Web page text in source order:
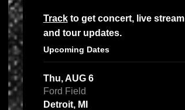
Trackto get concert, live stream
and tour updates.
Upcoming Dates
Thu, AUG 6
Ford Field
Detroit, MI